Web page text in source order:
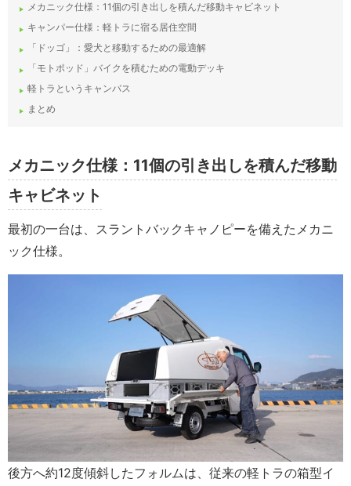
メカニック仕様：11個の引き出しを積んだ移動キャビネット
キャンパー仕様：軽トラに宿る居住空間
「ドッゴ」：愛犬と移動するための最適解
「モトポッド」バイクを積むための電動デッキ
軽トラというキャンバス
まとめ
メカニック仕様：11個の引き出しを積んだ移動
キャビネット
最初の一台は、スラントバックキャノピーを備えたメカニ
ック仕様。
後方へ約12度傾斜したフォルムは、従来の軽トラの箱型イ